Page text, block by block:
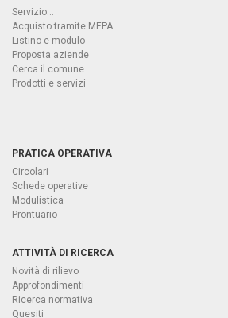
Servizio...
Acquisto tramite MEPA
Listino e modulo
Proposta aziende
Cerca il comune
Prodotti e servizi
PRATICA OPERATIVA
Circolari
Schede operative
Modulistica
Prontuario
ATTIVITÀ DI RICERCA
Novità di rilievo
Approfondimenti
Ricerca normativa
Quesiti